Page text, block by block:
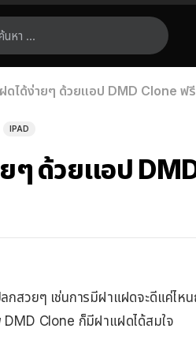
ดได้ง่ายๆ ด้วยแอป DMD Clone
IPAD
ๆ ด้วยแอป
กสวยๆ เช่นการมีฝาแฝดจะดีแค่ไห
Clone ก็มีฝาแฝดได้สมใจ